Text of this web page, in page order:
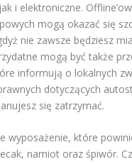
i elektroniczne.
mogą okazać się
nie zawsze będziesz
mogą być także
informują o lokalnych
dotyczących
się zatrzymać.
wyposażenie, które
namiot oraz śpiwór.